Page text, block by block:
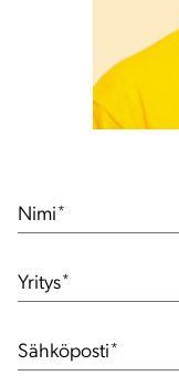
Nimi *
Yritys*
Sähköposti *